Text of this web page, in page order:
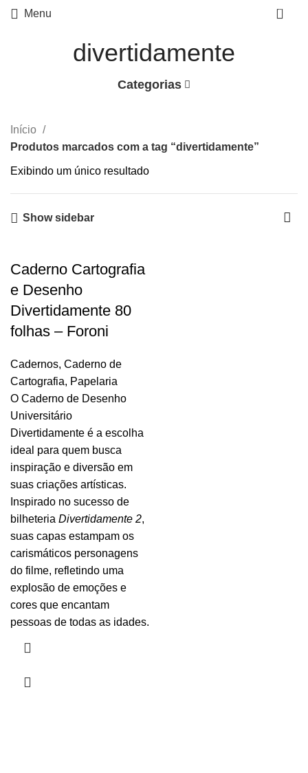
Menu 0
divertidamente
Categorias
Início
Produtos marcados com a tag “divertidamente”
Exibindo um único resultado
Show sidebar
Caderno Cartografia
e Desenho
Divertidamente 80
folhas – Foroni
Cadernos, Caderno de
Cartografia, Papelaria
O Caderno de Desenho
Universitário
Divertidamente é a escolha
ideal para quem busca
inspiração e diversão em
suas criações artísticas.
Inspirado no sucesso de
bilheteria Divertidamente 2,
suas capas estampam os
carismáticos personagens
do filme, refletindo uma
explosão de emoções e
cores que encantam
pessoas de todas as idades.